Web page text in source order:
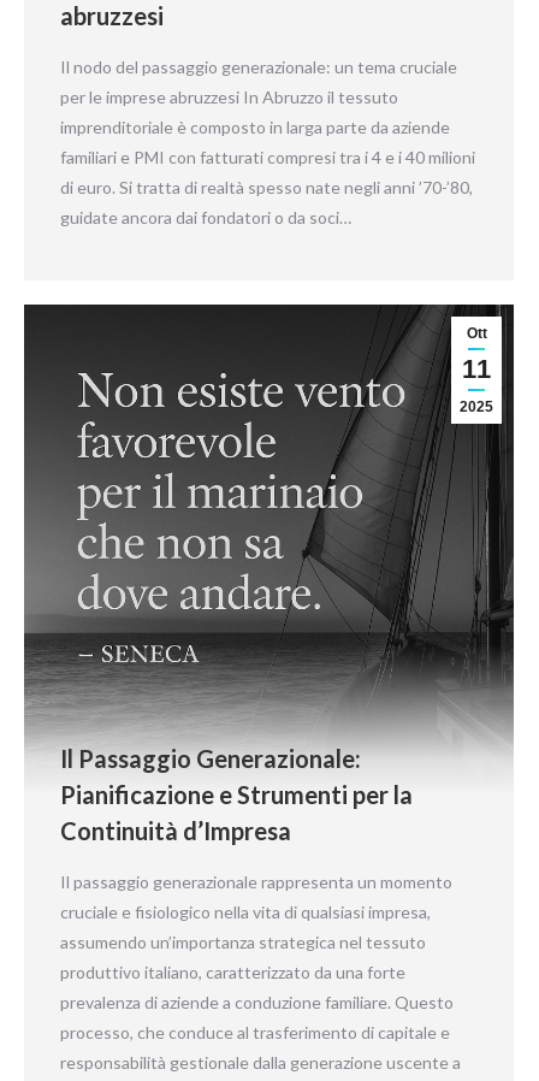
abruzzesi
Il nodo del passaggio generazionale: un tema cruciale
per le imprese abruzzesi In Abruzzo il tessuto
imprenditoriale è composto in larga parte da aziende
familiari e PMI con fatturati compresi tra i 4 e i 40 milioni
di euro. Si tratta di realtà spesso nate negli anni ’70-’80,
guidate ancora dai fondatori o da soci…
Ott
11
2025
Il Passaggio Generazionale:
Pianificazione e Strumenti per la
Continuità d’Impresa
Il passaggio generazionale rappresenta un momento
cruciale e fisiologico nella vita di qualsiasi impresa,
assumendo un’importanza strategica nel tessuto
produttivo italiano, caratterizzato da una forte
prevalenza di aziende a conduzione familiare. Questo
processo, che conduce al trasferimento di capitale e
responsabilità gestionale dalla generazione uscente a